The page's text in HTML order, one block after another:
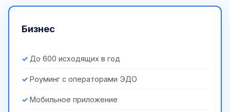
Бизнес
До 600 исходящих в год
Роуминг с операторами ЭДО
Мобильное приложение